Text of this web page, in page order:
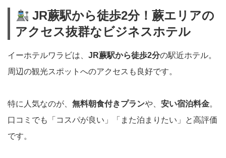
JR蕨駅から徒歩2分！蕨エリアの
アクセス抜群なビジネスホテル
イーホテルワラビは、 JR蕨駅から徒歩2分の駅近ホテル。
周辺の観光スポットへのアクセスも良好です。
特に人気なのが、 無料朝食付きプランや、 安い宿泊料金。
口コミでも「コスパが良い」「また泊まりたい」と高評価
です。